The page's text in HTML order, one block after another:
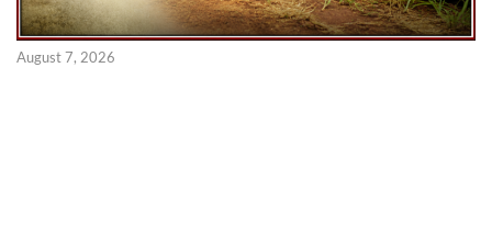
August 7, 2026